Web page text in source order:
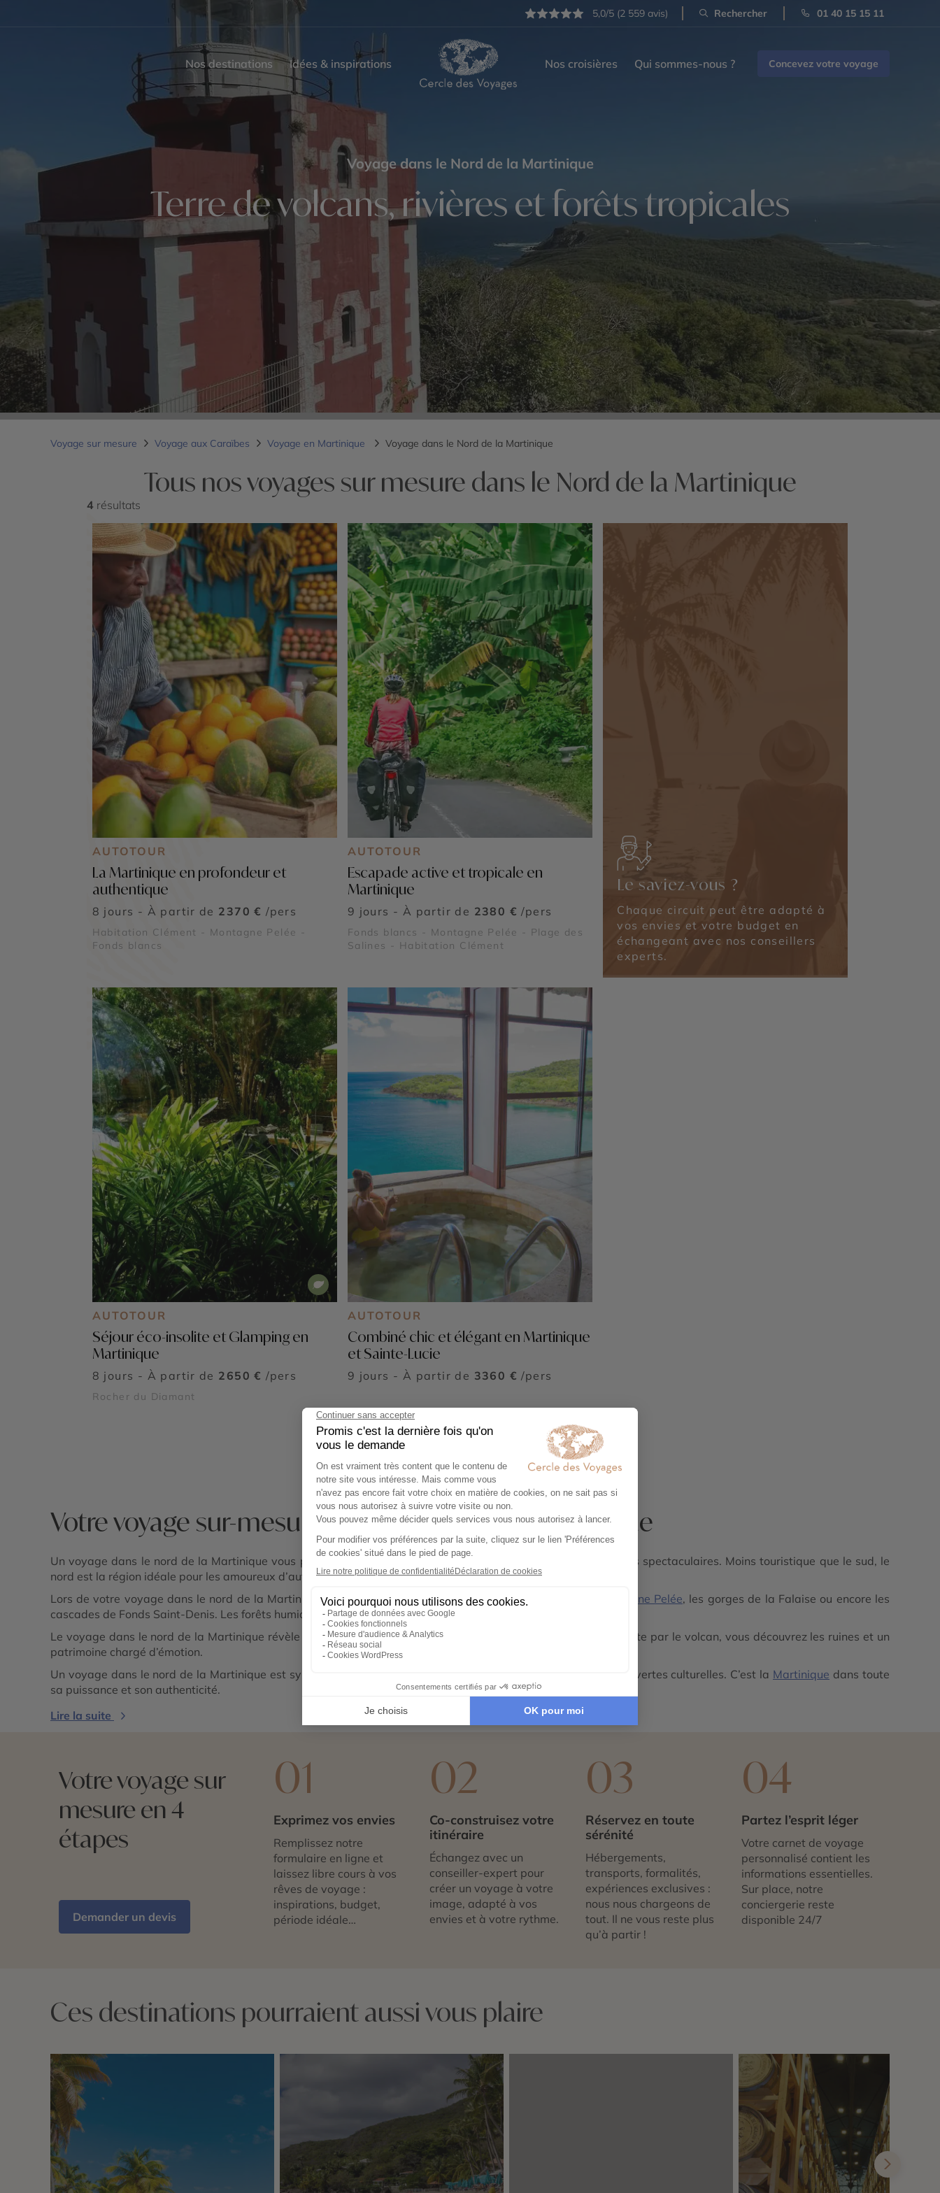
5,0/5 (2 559 avis) Rechercher 01 40 15 15 11
Nos destinations Idées & inspirations Nos croisières Qui sommes-nous ? Concevez votre voyage
Voyage dans le Nord de la Martinique
Terre de volcans, rivières et forêts tropicales
Voyage sur mesure Voyage aux Caraïbes Voyage en Martinique Voyage dans le Nord de la Martinique
Tous nos voyages sur mesure dans le Nord de la Martinique
4 résultats
AUTOTOUR
La Martinique en profondeur et
authentique
8 jours - À partir de 2370 € /pers
Habitation Clément - Montagne Pelée -
Fonds blancs
AUTOTOUR
Escapade active et tropicale en
Martinique
9 jours - À partir de 2380 € /pers
Fonds blancs - Montagne Pelée - Plage des
Salines - Habitation Clément
Le saviez-vous ?
Chaque circuit peut être adapté à
vos envies et votre budget en
échangeant avec nos conseillers
experts.
AUTOTOUR
Séjour éco-insolite et Glamping en
Martinique
8 jours - À partir de 2650 € /pers
Rocher du Diamant
AUTOTOUR
Combiné chic et élégant en Martinique
et Sainte-Lucie
9 jours - À partir de 3360 € /pers
Voir tous nos voyages Martinique
Votre voyage sur-mesure dans le Nord de la Martinique
Un voyage dans le nord de la Martinique vous plonge dans une nature luxuriante et des paysages volcaniques spectaculaires. Moins touristique que le sud, le
nord est la région idéale pour les amoureux d’authenticité.
Lors de votre voyage dans le nord de la Martinique, vous explorez des sites emblématiques comme la
Montagne Pelée, les gorges de la Falaise ou encore les
cascades de Fonds Saint-Denis. Les forêts humides offrent des sentiers ombragés parfaits pour la randonnée.
Le voyage dans le nord de la Martinique révèle aussi une histoire forte. À Saint-Pierre, ancienne capitale détruite par le volcan, vous découvrez les ruines et un
patrimoine chargé d’émotion.
Un voyage dans le nord de la Martinique est synonyme d’évasion naturelle, de rencontres sincères et de découvertes culturelles. C’est la Martinique dans toute
sa puissance et son authenticité.
Lire la suite
Votre voyage sur
mesure en 4
étapes
Demander un devis
01
Exprimez vos envies
Remplissez notre
formulaire en ligne et
laissez libre cours à vos
rêves de voyage :
inspirations, budget,
période idéale…
02
Co-construisez votre
itinéraire
Échangez avec un
conseiller-expert pour
créer un voyage à votre
image, adapté à vos
envies et à votre rythme.
03
Réservez en toute
sérénité
Hébergements,
transports, formalités,
expériences exclusives :
nous nous chargeons de
tout. Il ne vous reste plus
qu’à partir !
04
Partez l’esprit léger
Votre carnet de voyage
personnalisé contient les
informations essentielles.
Sur place, notre
conciergerie reste
disponible 24/7
Ces destinations pourraient aussi vous plaire